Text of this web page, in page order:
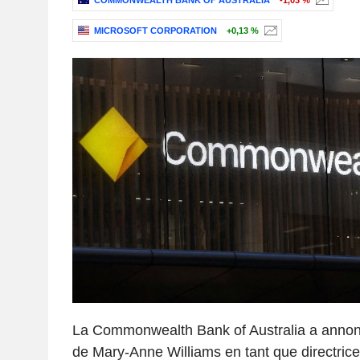
MICROSOFT CORPORATION +0,13 %
La Commonwealth Bank of Australia a
de Mary-Anne Williams en tant que